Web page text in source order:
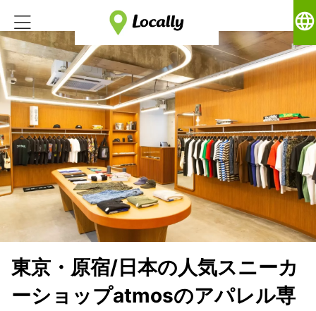
language
東京・原宿/日本の人気スニーカ
ーショップatmosのアパレル専